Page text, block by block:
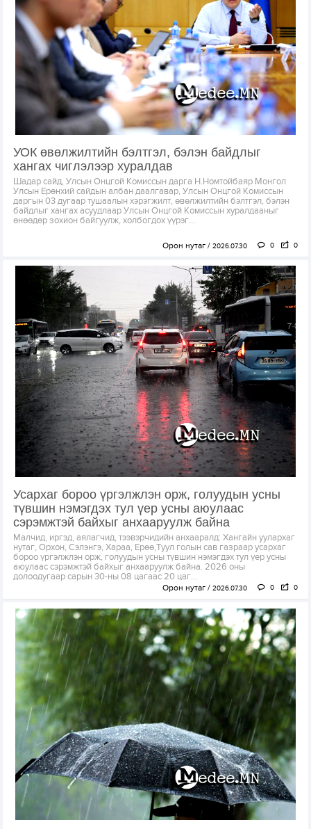
УОК өвөлжилтийн бэлтгэл, бэлэн байдлыг
хангах чиглэлээр хуралдав
Шадар сайд, Улсын Онцгой Комиссын дарга Н.Номтойбаяр Монгол
Улсын Ерөнхий сайдын албан даалгавар, Улсын Онцгой Комиссын
даргын 03 дугаар тушаалын хэрэгжилт, өвөлжилтийн бэлтгэл, бэлэн
байдлыг хангах асуудлаар Улсын Онцгой Комиссын хуралдааныг
өнөөдөр зохион байгуулж, холбогдох үүрэг...
Орон нутаг 2026.07.30 0 0
Усархаг бороо үргэлжлэн орж, голуудын усны
түвшин нэмэгдэх тул үер усны аюулаас
сэрэмжтэй байхыг анхааруулж байна
Малчид, иргэд, аялагчид, тээвэрчидийн анхааралд: Хангайн уулархаг
нутаг, Орхон, Сэлэнгэ, Хараа, Ерөө,Туул голын сав газраар усархаг
бороо үргэлжлэн орж, голуудын усны түвшин нэмэгдэх тул үер усны
аюулаас сэрэмжтэй байхыг анхааруулж байна. 2026 оны
долоодугаар сарын 30-ны 08 цагаас 20 цаг...
Орон нутаг 2026.07.30 0 0